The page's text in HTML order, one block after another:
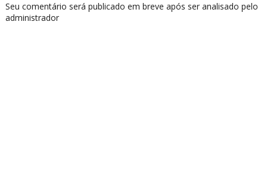
Seu comentário será publicado em breve após ser analisado pelo
administrador